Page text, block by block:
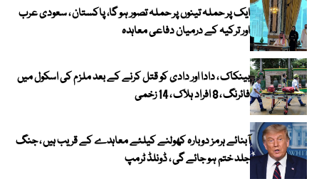
ایک پر حملہ تینوں پر حملہ تصور ہو گا، پاکستان ، سعودی عرب
اور ترکیہ کے درمیان دفاعی معاہدہ
بینکاک ، دادا اور دادی کو قتل کرنے کے بعد ملزم کی اسکول میں
فائرنگ ، 8 افراد ہلاک ، 14 زخمی
آبنائے ہرمز دوبارہ کھولنے کیلئے معاہدے کے قریب ہیں ، جنگ
جلد ختم ہو جائے گی ، ڈونلڈ ٹرمپ